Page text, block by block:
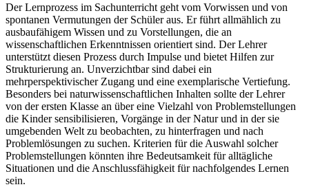
Der Lernprozess im Sachunterricht geht vom Vorwissen und von
spontanen Vermutungen der Schüler aus. Er führt allmählich zu
ausbaufähigem Wissen und zu Vorstellungen, die an
wissenschaftlichen Erkenntnissen orientiert sind. Der Lehrer
unterstützt diesen Prozess durch Impulse und bietet Hilfen zur
Strukturierung an. Unverzichtbar sind dabei ein
mehrperspektivischer Zugang und eine exemplarische Vertiefung.
Besonders bei naturwissenschaftlichen Inhalten sollte der Lehrer
von der ersten Klasse an über eine Vielzahl von Problemstellungen
die Kinder sensibilisieren, Vorgänge in der Natur und in der sie
umgebenden Welt zu beobachten, zu hinterfragen und nach
Problemlösungen zu suchen. Kriterien für die Auswahl solcher
Problemstellungen könnten ihre Bedeutsamkeit für alltägliche
Situationen und die Anschlussfähigkeit für nachfolgendes Lernen
sein.